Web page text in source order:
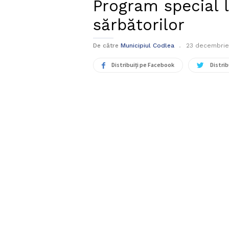
Program special
sărbătorilor
De către Municipiul Codlea 23
Distribuiți pe Facebook